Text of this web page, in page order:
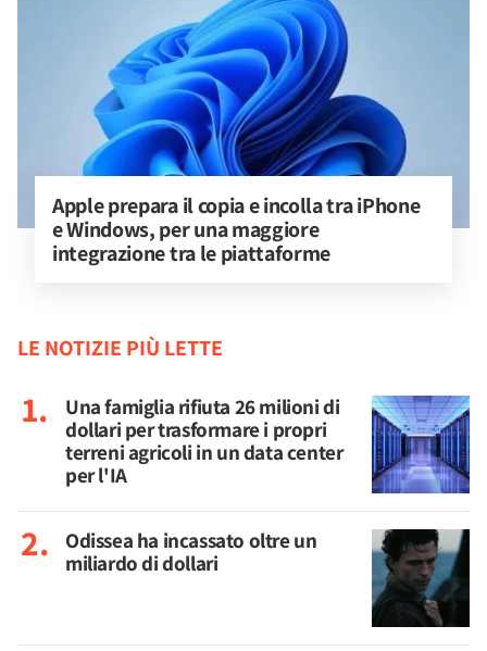
Apple prepara il copia e incolla tra iPhone
e Windows, per una maggiore
integrazione tra le piattaforme
LE NOTIZIE PIÙ LETTE
Una famiglia rifiuta 26 milioni di
dollari per trasformare i propri
terreni agricoli in un data center
per l'IA
Odissea ha incassato oltre un
miliardo di dollari